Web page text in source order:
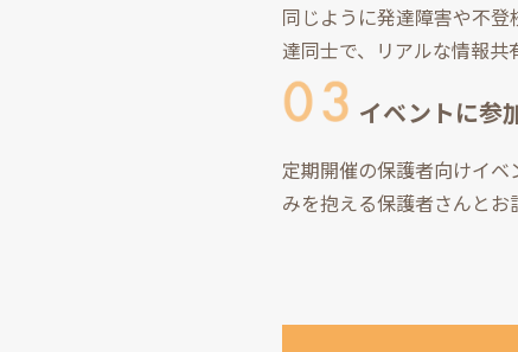
同じように発達障害や不
達同士で、リアルな情報共
イベントに参
定期開催の保護者向けイ
みを抱える保護者さんとお